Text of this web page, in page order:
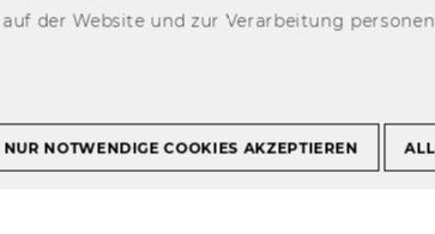
Wintermarkt
der Website und zur Verarbeitung
NUR NOTWENDIGE COOKIES AKZEPTIEREN